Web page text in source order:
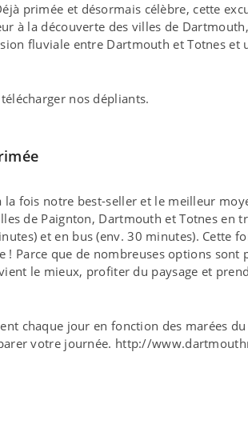
primée et désormais célèbre, cette
à la découverte des villes de
fluviale entre Dartmouth et Totnes et
nos dépliants.
la fois notre best-seller et le meilleur
de Paignton, Dartmouth et Totnes en
et en bus (env. 30 minutes). Cette
! Parce que de nombreuses options sont
le mieux, profiter du paysage et
chaque jour en fonction des marées
votre journée. http://